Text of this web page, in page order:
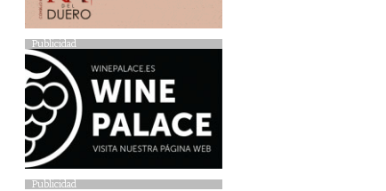
Publicidad
Publicidad